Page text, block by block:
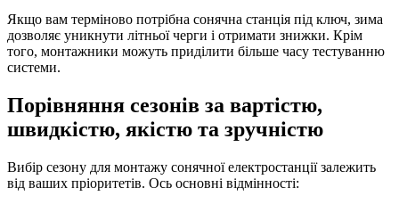
Якщо вам терміново потрібна сонячна станція під ключ, зима
дозволяє уникнути літньої черги і отримати знижки. Крім
того, монтажники можуть приділити більше часу тестуванню
системи.
Порівняння сезонів за вартістю,
швидкістю, якістю та зручністю
Вибір сезону для монтажу сонячної електростанції залежить
від ваших пріоритетів. Ось основні відмінності: